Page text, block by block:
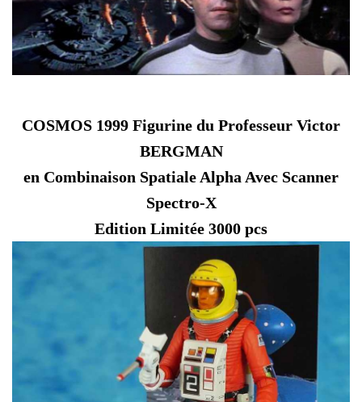
COSMOS 1999 Figurine du Professeur Victor
BERGMAN
en Combinaison Spatiale Alpha Avec Scanner
Spectro-X
Edition Limitée 3000 pcs